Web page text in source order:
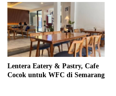
Lentera Eatery & Pastry, Cafe
Cocok untuk WFC di Semarang